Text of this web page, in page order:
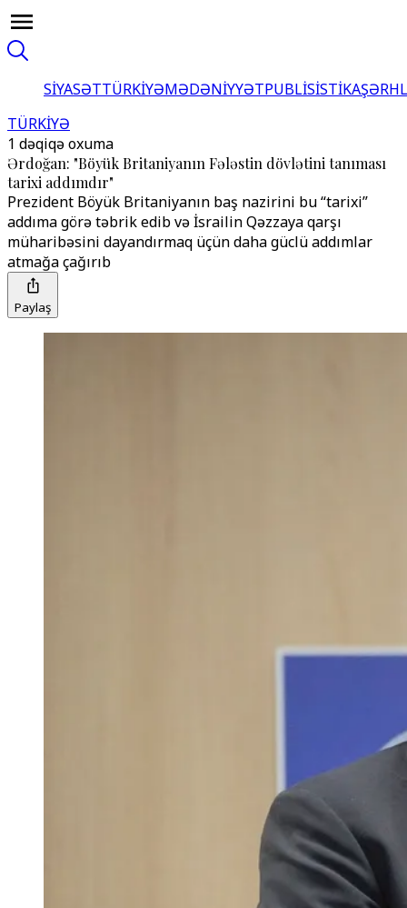
SİYASƏTTÜRKİYƏMƏDƏNİYYƏTPUBLİSİSTİKA
TÜRKİYƏ
1 dəqiqə oxuma
Ərdoğan: "Böyük Britaniyanın Fələstin dövlətini tanıması
tarixi addımdır"
Prezident Böyük Britaniyanın baş nazirini bu “tarixi”
addıma görə təbrik edib və İsrailin Qəzzaya qarşı
müharibəsini dayandırmaq üçün daha güclü addımlar
atmağa çağırıb
Paylaş